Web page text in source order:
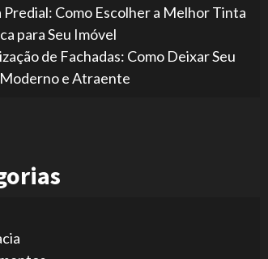
Predial: Como Escolher a Melhor Tinta
para Seu Imóvel
de Fachadas: Como Deixar Seu
e Atraente